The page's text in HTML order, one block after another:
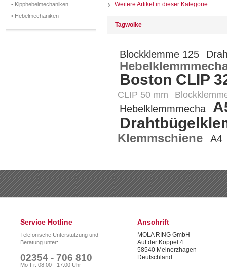
• Kipphebelmechaniken
• Hebelmechaniken
Weitere Artikel in dieser Kategorie
Tagwolke
Blockklemme 125
Boston CLIP
CLIP 50 mm
Hebelklemmmecha
Klemmschiene A4
Service Hotline
Telefonische Unterstützung und
Beratung unter:
02354 - 706 810
Mo-Fr, 08:00 - 17:00 Uhr
Anschrift
MOLA RING GmbH
Auf der Koppel 4
58540 Meinerzhagen
Deutschland